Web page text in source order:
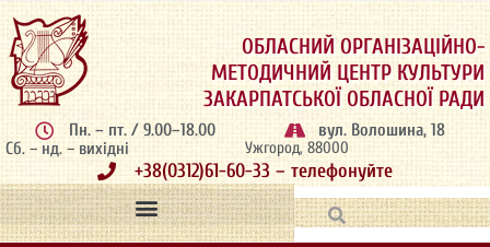
ОБЛАСНИЙ ОРГАНІЗАЦІЙНО-
МЕТОДИЧНИЙ ЦЕНТР КУЛЬТУРИ
ЗАКАРПАТСЬКОЇ ОБЛАСНОЇ РАДИ
Пн. – пт. / 9.00–18.00
Сб. – нд. – вихідні
вул. Волошина, 18
Ужгород, 88000
+38(0312)61-60-33 – телефонуйте